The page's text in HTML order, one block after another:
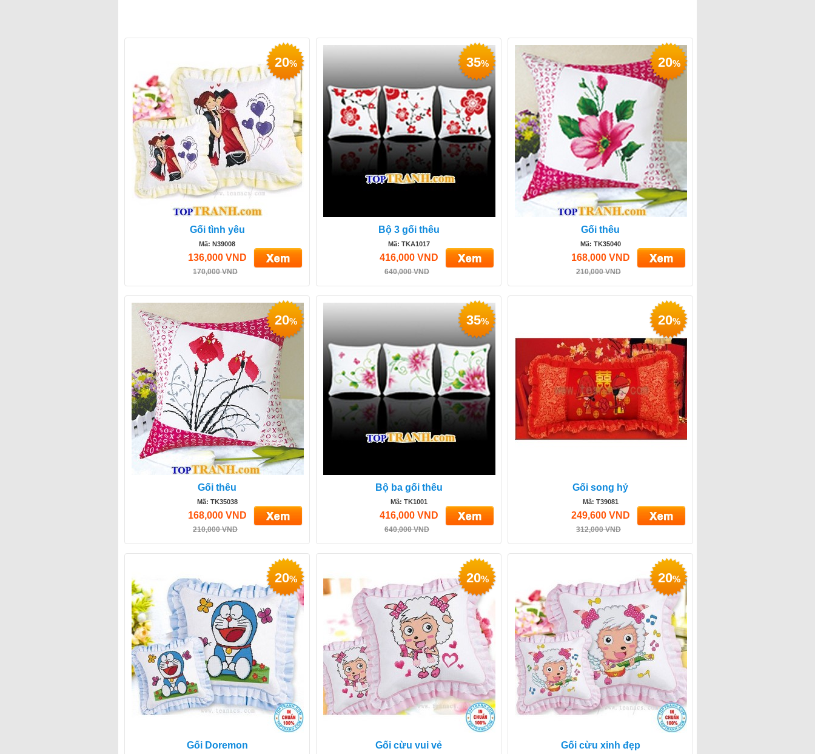
Gối tình yêu
Mã: N39008
136,000 VND
170,000 VND
20%
Bộ 3 gối thêu
Mã: TKA1017
416,000 VND
640,000 VND
35%
Gối thêu
Mã: TK35040
168,000 VND
210,000 VND
20%
Gối thêu
Mã: TK35038
168,000 VND
210,000 VND
20%
Bộ ba gối thêu
Mã: TK1001
416,000 VND
640,000 VND
35%
Gối song hỷ
Mã: T39081
249,600 VND
312,000 VND
20%
Gối Doremon
20%
Gối cừu vui vẻ
20%
Gối cừu xinh đẹp
20%